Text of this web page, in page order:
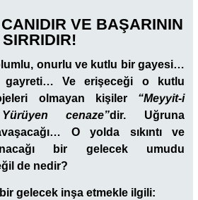
VE BAŞARININ
SIRRIDIR!
onurlu ve kutlu bir gayesi…
Ve erişeceği o kutlu
olmayan kişiler “Meyyit-i
cenaze”dir. Uğruna
O yolda sıkıntı ve
bir gelecek umudu
de nedir?
gelecek inşa etmekle ilgili: